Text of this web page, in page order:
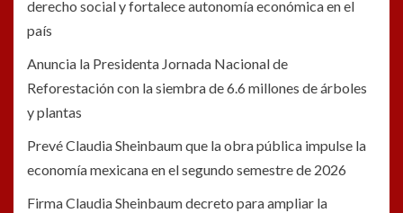
derecho social y fortalece autonomía económica en el
país
Anuncia la Presidenta Jornada Nacional de
Reforestación con la siembra de 6.6 millones de árboles
y plantas
Prevé Claudia Sheinbaum que la obra pública impulse la
economía mexicana en el segundo semestre de 2026
Firma Claudia Sheinbaum decreto para ampliar la